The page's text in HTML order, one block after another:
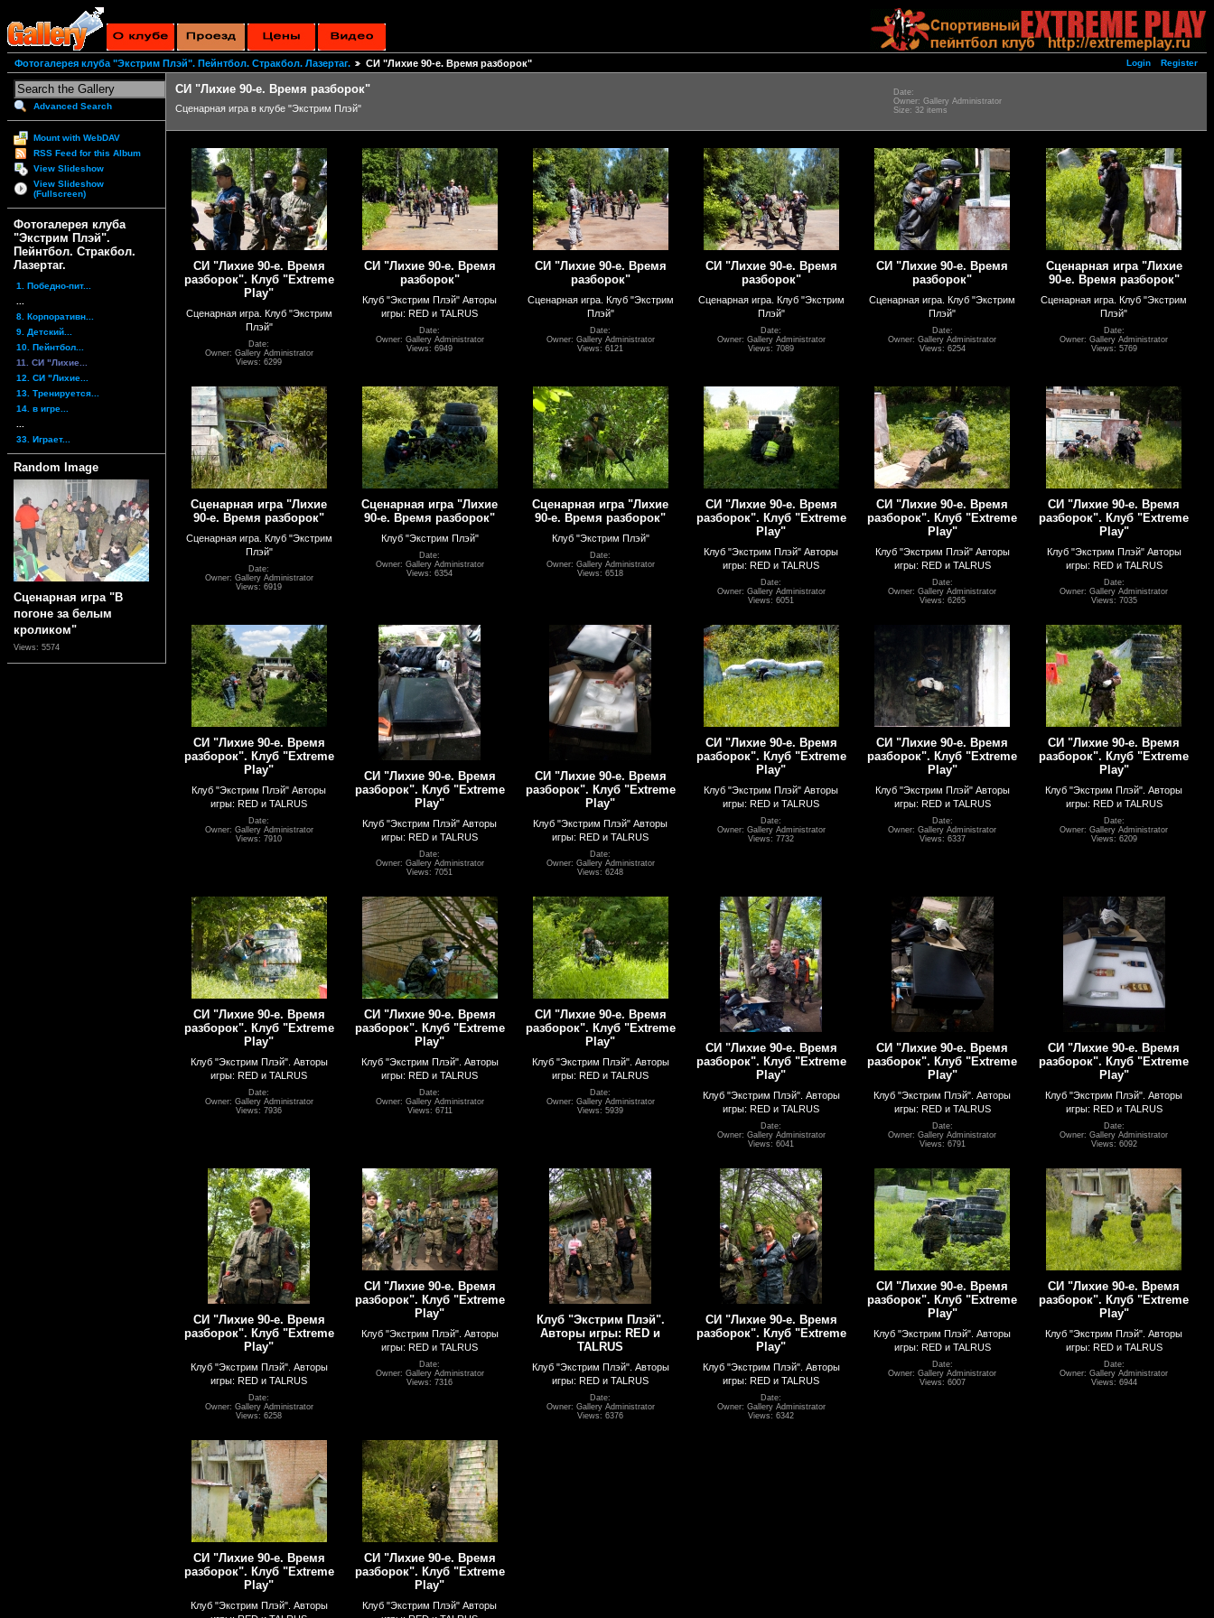
Login Register
Фотогалерея клуба "Экстрим Плэй". Пейнтбол. Стракбол. Лазертаг. СИ "Лихие 90-е. Время разборок"
Advanced Search
Mount with WebDAV
RSS Feed for this Album
View Slideshow
View Slideshow
(Fullscreen)
Фотогалерея клуба
"Экстрим Плэй".
Пейнтбол. Стракбол.
Лазертаг.
1. Победно-пит...
8. Корпоративн...
9. Детский...
10. Пейнтбол...
11. СИ "Лихие...
12. СИ "Лихие...
13. Тренируется...
14. в игре...
33. Играет...
Random Image
Сценарная игра "В
погоне за белым
кроликом"
Views: 5574
СИ "Лихие 90-е. Время разборок"
Сценарная игра в клубе "Экстрим Плэй"
Date:
Owner: Gallery Administrator
Size: 32 items
СИ "Лихие 90-е. Время
разборок". Клуб "Extreme
Play"
Сценарная игра. Клуб "Экстрим
Плэй"
Date:
Owner: Gallery Administrator
Views: 6299
СИ "Лихие 90-е. Время
разборок"
Клуб "Экстрим Плэй" Авторы
игры: RED и TALRUS
Date:
Owner: Gallery Administrator
Views: 6949
СИ "Лихие 90-е. Время
разборок"
Сценарная игра. Клуб "Экстрим
Плэй"
Date:
Owner: Gallery Administrator
Views: 6121
СИ "Лихие 90-е. Время
разборок"
Сценарная игра. Клуб "Экстрим
Плэй"
Date:
Owner: Gallery Administrator
Views: 7089
СИ "Лихие 90-е. Время
разборок"
Сценарная игра. Клуб "Экстрим
Плэй"
Date:
Owner: Gallery Administrator
Views: 6254
Сценарная игра "Лихие
90-е. Время разборок"
Сценарная игра. Клуб "Экстрим
Плэй"
Date:
Owner: Gallery Administrator
Views: 5769
Сценарная игра "Лихие
90-е. Время разборок"
Сценарная игра. Клуб "Экстрим
Плэй"
Date:
Owner: Gallery Administrator
Views: 6919
Сценарная игра "Лихие
90-е. Время разборок"
Клуб "Экстрим Плэй"
Date:
Owner: Gallery Administrator
Views: 6354
Сценарная игра "Лихие
90-е. Время разборок"
Клуб "Экстрим Плэй"
Date:
Owner: Gallery Administrator
Views: 6518
СИ "Лихие 90-е. Время
разборок". Клуб "Extreme
Play"
Клуб "Экстрим Плэй" Авторы
игры: RED и TALRUS
Date:
Owner: Gallery Administrator
Views: 6051
СИ "Лихие 90-е. Время
разборок". Клуб "Extreme
Play"
Клуб "Экстрим Плэй" Авторы
игры: RED и TALRUS
Date:
Owner: Gallery Administrator
Views: 6265
СИ "Лихие 90-е. Время
разборок". Клуб "Extreme
Play"
Клуб "Экстрим Плэй" Авторы
игры: RED и TALRUS
Date:
Owner: Gallery Administrator
Views: 7035
СИ "Лихие 90-е. Время
разборок". Клуб "Extreme
Play"
Клуб "Экстрим Плэй" Авторы
игры: RED и TALRUS
Date:
Owner: Gallery Administrator
Views: 7910
СИ "Лихие 90-е. Время
разборок". Клуб "Extreme
Play"
Клуб "Экстрим Плэй" Авторы
игры: RED и TALRUS
Date:
Owner: Gallery Administrator
Views: 7051
СИ "Лихие 90-е. Время
разборок". Клуб "Extreme
Play"
Клуб "Экстрим Плэй" Авторы
игры: RED и TALRUS
Date:
Owner: Gallery Administrator
Views: 6248
СИ "Лихие 90-е. Время
разборок". Клуб "Extreme
Play"
Клуб "Экстрим Плэй" Авторы
игры: RED и TALRUS
Date:
Owner: Gallery Administrator
Views: 7732
СИ "Лихие 90-е. Время
разборок". Клуб "Extreme
Play"
Клуб "Экстрим Плэй" Авторы
игры: RED и TALRUS
Date:
Owner: Gallery Administrator
Views: 6337
СИ "Лихие 90-е. Время
разборок". Клуб "Extreme
Play"
Клуб "Экстрим Плэй". Авторы
игры: RED и TALRUS
Date:
Owner: Gallery Administrator
Views: 6209
СИ "Лихие 90-е. Время
разборок". Клуб "Extreme
Play"
Клуб "Экстрим Плэй". Авторы
игры: RED и TALRUS
Date:
Owner: Gallery Administrator
Views: 7936
СИ "Лихие 90-е. Время
разборок". Клуб "Extreme
Play"
Клуб "Экстрим Плэй". Авторы
игры: RED и TALRUS
Date:
Owner: Gallery Administrator
Views: 6711
СИ "Лихие 90-е. Время
разборок". Клуб "Extreme
Play"
Клуб "Экстрим Плэй". Авторы
игры: RED и TALRUS
Date:
Owner: Gallery Administrator
Views: 5939
СИ "Лихие 90-е. Время
разборок". Клуб "Extreme
Play"
Клуб "Экстрим Плэй". Авторы
игры: RED и TALRUS
Date:
Owner: Gallery Administrator
Views: 6041
СИ "Лихие 90-е. Время
разборок". Клуб "Extreme
Play"
Клуб "Экстрим Плэй". Авторы
игры: RED и TALRUS
Date:
Owner: Gallery Administrator
Views: 6791
СИ "Лихие 90-е. Время
разборок". Клуб "Extreme
Play"
Клуб "Экстрим Плэй". Авторы
игры: RED и TALRUS
Date:
Owner: Gallery Administrator
Views: 6092
СИ "Лихие 90-е. Время
разборок". Клуб "Extreme
Play"
Клуб "Экстрим Плэй". Авторы
игры: RED и TALRUS
Date:
Owner: Gallery Administrator
Views: 6258
СИ "Лихие 90-е. Время
разборок". Клуб "Extreme
Play"
Клуб "Экстрим Плэй". Авторы
игры: RED и TALRUS
Date:
Owner: Gallery Administrator
Views: 7316
Клуб "Экстрим Плэй".
Авторы игры: RED и
TALRUS
Клуб "Экстрим Плэй". Авторы
игры: RED и TALRUS
Date:
Owner: Gallery Administrator
Views: 6376
СИ "Лихие 90-е. Время
разборок". Клуб "Extreme
Play"
Клуб "Экстрим Плэй". Авторы
игры: RED и TALRUS
Date:
Owner: Gallery Administrator
Views: 6342
СИ "Лихие 90-е. Время
разборок". Клуб "Extreme
Play"
Клуб "Экстрим Плэй". Авторы
игры: RED и TALRUS
Date:
Owner: Gallery Administrator
Views: 6007
СИ "Лихие 90-е. Время
разборок". Клуб "Extreme
Play"
Клуб "Экстрим Плэй". Авторы
игры: RED и TALRUS
Date:
Owner: Gallery Administrator
Views: 6944
СИ "Лихие 90-е. Время
разборок". Клуб "Extreme
Play"
Клуб "Экстрим Плэй". Авторы
СИ "Лихие 90-е. Время
разборок". Клуб "Extreme
Play"
Клуб "Экстрим Плэй" Авторы